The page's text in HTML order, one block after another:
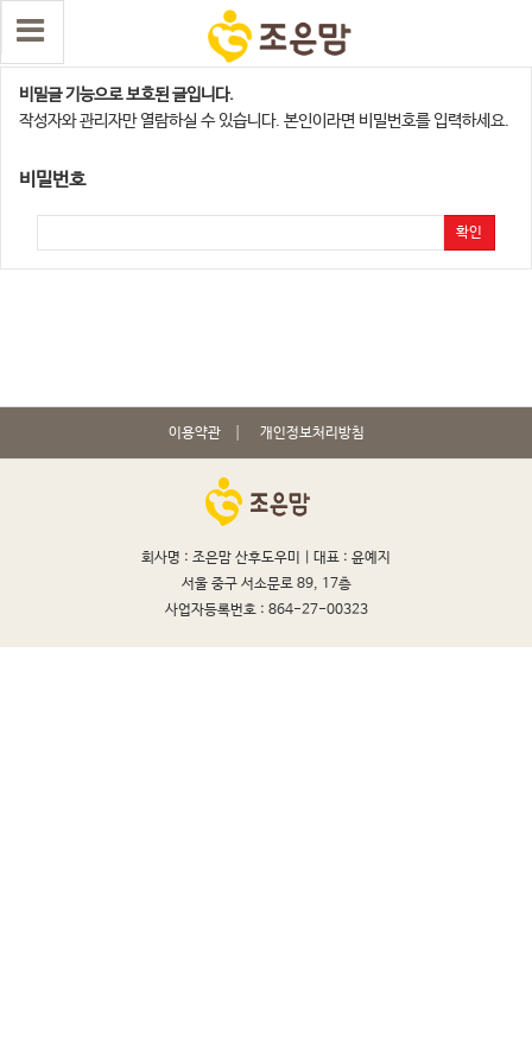
메디앙스와 함께하는 무료 출산팩 선물 이벤트 …
비밀글 기능으로 보호된 글입니다.
작성자와 관리자만 열람하실 수 있습니다. 본인이라면 비밀번호를 입력하세요.
비밀번호
확인
이용약관 개인정보처리방침
회사명 : 조은맘 산후도우미 | 대표 : 윤예지
서울 중구 서소문로 89, 17층
사업자등록번호 : 864-27-00323